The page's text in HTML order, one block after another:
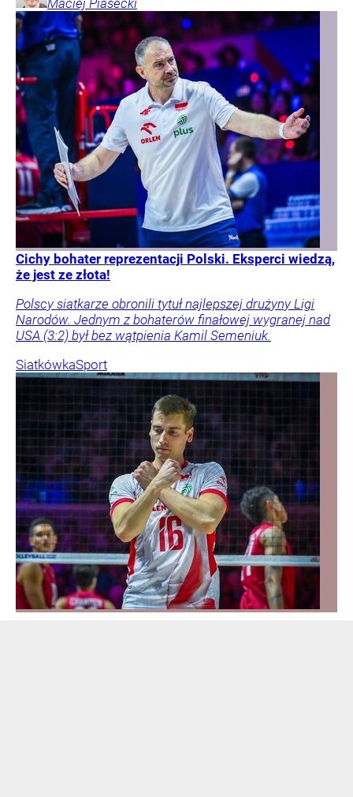
Cichy bohater reprezentacji Polski. Eksperci wiedzą,
że jest ze złota!
Polscy siatkarze obronili tytuł najlepszej drużyny Ligi
Narodów. Jednym z bohaterów finałowej wygranej nad
USA (3:2) był bez wątpienia Kamil Semeniuk.
SiatkówkaSport